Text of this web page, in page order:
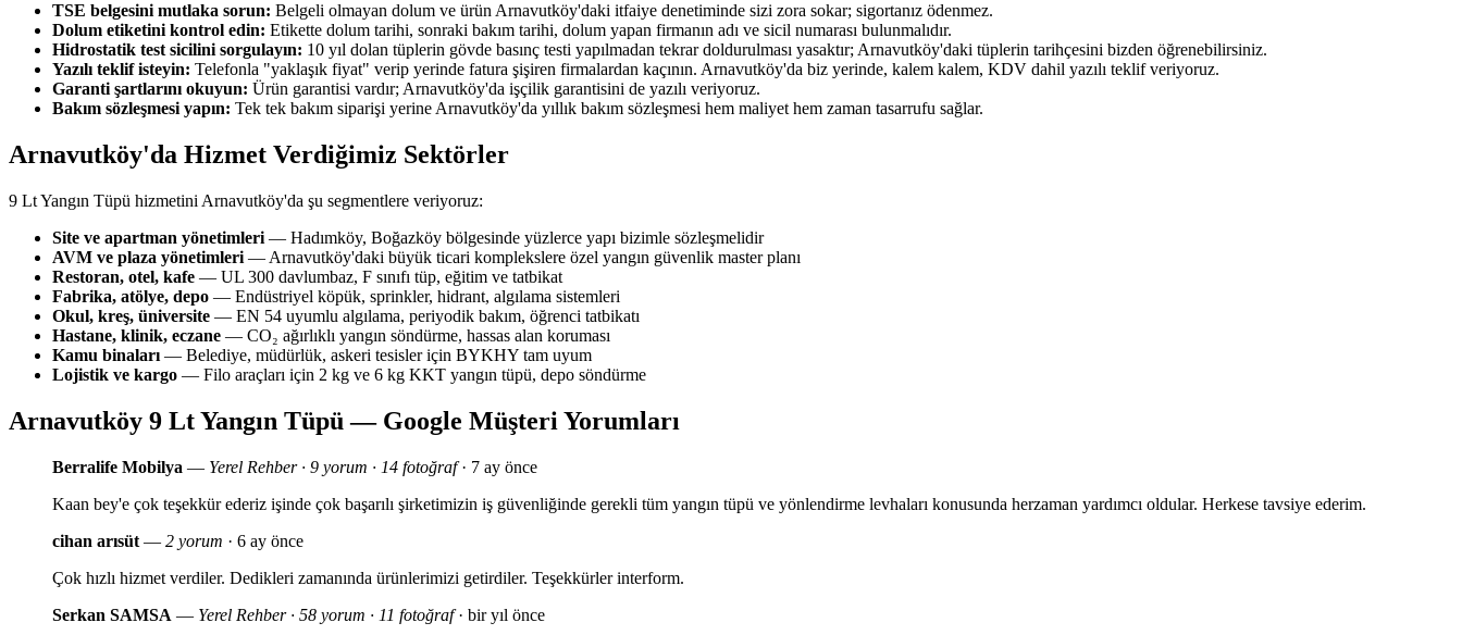
TSE belgesini mutlaka sorun: Belgeli olmayan dolum ve ürün Arnavutköy'daki itfaiye denetiminde sizi zora sokar; sigortanız ödenmez.
Dolum etiketini kontrol edin: Etikette dolum tarihi, sonraki bakım tarihi, dolum yapan firmanın adı ve sicil numarası bulunmalıdır.
Hidrostatik test sicilini sorgulayın: 10 yıl dolan tüplerin gövde basınç testi yapılmadan tekrar doldurulması yasaktır; Arnavutköy'daki tüplerin tarihçesini bizden öğrenebilirsiniz.
Yazılı teklif isteyin: Telefonla "yaklaşık fiyat" verip yerinde fatura şişiren firmalardan kaçının. Arnavutköy'da biz yerinde, kalem kalem, KDV dahil yazılı teklif veriyoruz.
Garanti şartlarını okuyun: Ürün garantisi vardır; Arnavutköy'da işçilik garantisini de yazılı veriyoruz.
Bakım sözleşmesi yapın: Tek tek bakım siparişi yerine Arnavutköy'da yıllık bakım sözleşmesi hem maliyet hem zaman tasarrufu sağlar.
Arnavutköy'da Hizmet Verdiğimiz Sektörler
9 Lt Yangın Tüpü hizmetini Arnavutköy'da şu segmentlere veriyoruz:
Site ve apartman yönetimleri — Hadımköy, Boğazköy bölgesinde yüzlerce yapı bizimle sözleşmelidir
AVM ve plaza yönetimleri — Arnavutköy'daki büyük ticari komplekslere özel yangın güvenlik master planı
Restoran, otel, kafe — UL 300 davlumbaz, F sınıfı tüp, eğitim ve tatbikat
Fabrika, atölye, depo — Endüstriyel köpük, sprinkler, hidrant, algılama sistemleri
Okul, kreş, üniversite — EN 54 uyumlu algılama, periyodik bakım, öğrenci tatbikatı
Hastane, klinik, eczane — CO₂ ağırlıklı yangın söndürme, hassas alan koruması
Kamu binaları — Belediye, müdürlük, askeri tesisler için BYKHY tam uyum
Lojistik ve kargo — Filo araçları için 2 kg ve 6 kg KKT yangın tüpü, depo söndürme
Arnavutköy 9 Lt Yangın Tüpü — Google Müşteri Yorumları
Berralife Mobilya — Yerel Rehber · 9 yorum · 14 fotoğraf· 7 ay önce
Kaan bey'e çok teşekkür ederiz işinde çok başarılı şirketimizin iş güvenliğinde gerekli tüm yangın tüpü ve yönlendirme levhaları konusunda herzaman yardımcı oldular. Herkese tavsiye ederim.
cihan arısüt — 2 yorum · 6 ay önce
Çok hızlı hizmet verdiler. Dedikleri zamanında ürünlerimizi getirdiler. Teşekkürler interform.
Serkan SAMSA — Yerel Rehber · 58 yorum · 11 fotoğraf· bir yıl önce